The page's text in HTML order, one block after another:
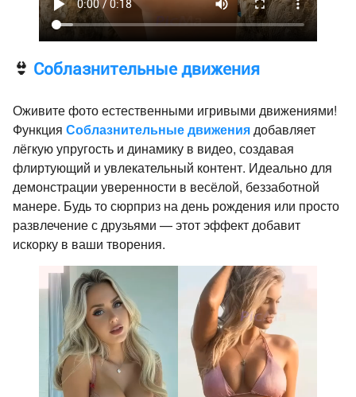
👙 Соблазнительные движения
Оживите фото естественными игривыми движениями!
Функция Соблазнительные движениядобавляет
лёгкую упругость и динамику в видео, создавая
флиртующий и увлекательный контент. Идеально для
демонстрации уверенности в весёлой, беззаботной
манере. Будь то сюрприз на день рождения или просто
развлечение с друзьями — этот эффект добавит
искорку в ваши творения.